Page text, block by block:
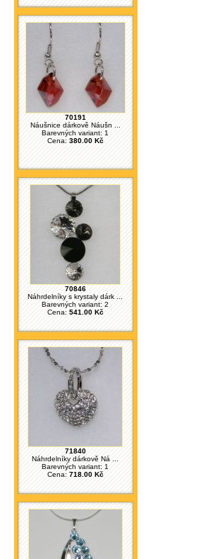
70191
Náušnice dárkově Náušn ...
Barevných variant: 1
Cena:380.00 Kč
70846
Náhrdelníky s krystaly dárk ...
Barevných variant: 2
Cena: 541.00 Kč
71840
Náhrdelníky dárkově Ná ...
Barevných variant: 1
Cena: 718.00 Kč